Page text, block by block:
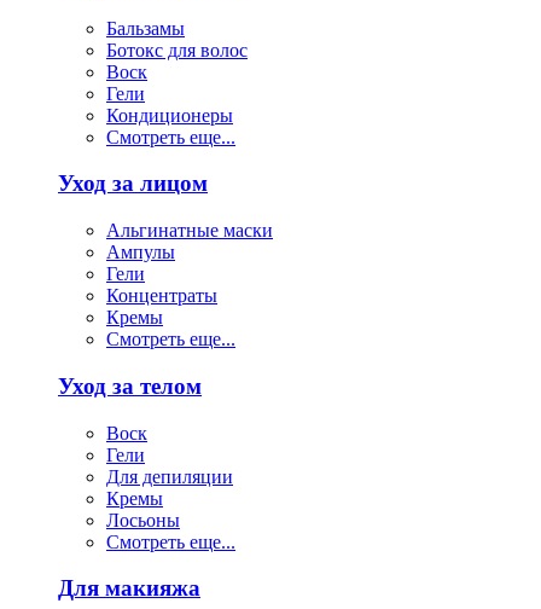
Бальзамы
Ботокс для волос
Воск
Гели
Кондиционеры
Смотреть еще...
Уход за лицом
Альгинатные маски
Ампулы
Гели
Концентраты
Кремы
Смотреть еще...
Уход за телом
Воск
Гели
Для депиляции
Кремы
Лосьоны
Смотреть еще...
Для макияжа